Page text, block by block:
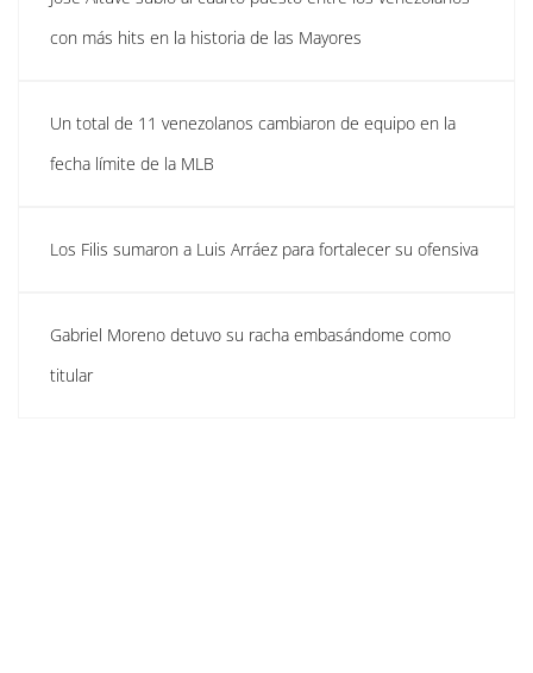
con más hits en la historia de las Mayores
Un total de 11 venezolanos cambiaron de equipo en la
fecha límite de la MLB
Los Filis sumaron a Luis Arráez para fortalecer su ofensiva
Gabriel Moreno detuvo su racha embasándome como
titular